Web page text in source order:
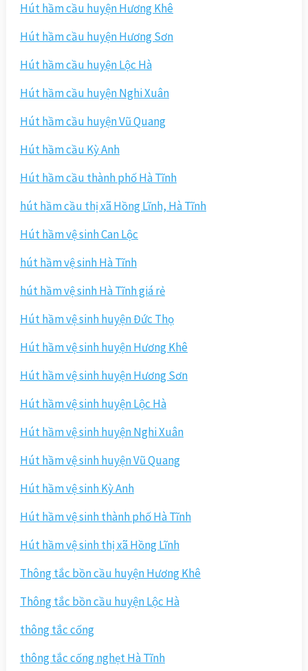
Hút hầm cầu huyện Hương Khê
Hút hầm cầu huyện Hương Sơn
Hút hầm cầu huyện Lộc Hà
Hút hầm cầu huyện Nghi Xuân
Hút hầm cầu huyện Vũ Quang
Hút hầm cầu Kỳ Anh
Hút hầm cầu thành phố Hà Tĩnh
hút hầm cầu thị xã Hồng Lĩnh, Hà Tĩnh
Hút hầm vệ sinh Can Lộc
hút hầm vệ sinh Hà Tĩnh
hút hầm vệ sinh Hà Tĩnh giá rẻ
Hút hầm vệ sinh huyện Đức Thọ
Hút hầm vệ sinh huyện Hương Khê
Hút hầm vệ sinh huyện Hương Sơn
Hút hầm vệ sinh huyện Lộc Hà
Hút hầm vệ sinh huyện Nghi Xuân
Hút hầm vệ sinh huyện Vũ Quang
Hút hầm vệ sinh Kỳ Anh
Hút hầm vệ sinh thành phố Hà Tĩnh
Hút hầm vệ sinh thị xã Hồng Lĩnh
Thông tắc bồn cầu huyện Hương Khê
Thông tắc bồn cầu huyện Lộc Hà
thông tắc cống
thông tắc cống nghẹt Hà Tĩnh